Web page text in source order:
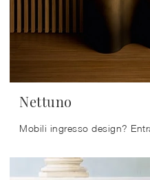
Nettuno